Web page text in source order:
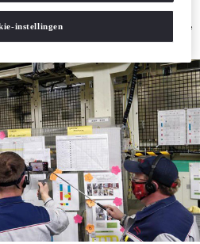
bronnen*.
in Europa vanaf 2030 CO
-neutraal zijn, waarmee
instellingen